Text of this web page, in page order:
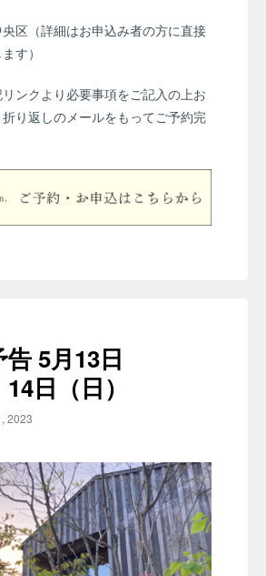
央区（詳細はお申込み者の方に直接
す）
リンクより必要事項をご記入の上お
り返しのメールをもってご予約完
告 5月13日
14日（日）
2023